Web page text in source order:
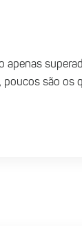
apenas
poucos são os